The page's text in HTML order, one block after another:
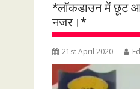
*लॉकडाउन में छूट
नजर।*
21st April 2020